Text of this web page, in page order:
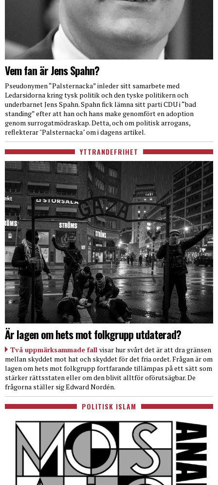
Vem fan är Jens Spahn?
Pseudonymen “Palsternacka” inleder sitt samarbete med
Ledarsidorna kring tysk politik och den tyske politikern och
underbarnet Jens Spahn. Spahn fick lämna sitt parti CDU i “bad
standing” efter att han och hans make genomfört en adoption
genom surrogatmödraskap. Detta, och om politisk arrogans,
reflekterar "Palsternacka" om i dagens artikel.
YTTRANDEFRIHET
Är lagen om hets mot folkgrupp utdaterad?
Två uppmärksammade fall visar hur svårt det är att dra gränsen
mellan skyddet mot hat och skyddet för det fria ordet. Frågan är om
lagen om hets mot folkgrupp fortfarande tillämpas på ett sätt som
stärker rättsstaten eller om den blivit alltför oförutsägbar. De
frågorna ställer sig Edward Nordén.
POLITISK ISLAM